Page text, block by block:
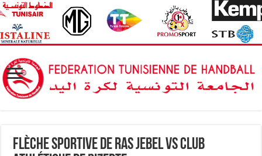
Flèche Sportive de Ras Jebel vs Club